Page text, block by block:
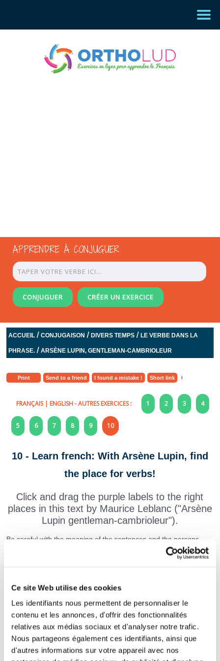
Ce site Web utilise des cookies
Les identifiants nous permettent de personnaliser le
contenu et les annonces, d'offrir des fonctionnalités
relatives aux médias sociaux et d'analyser notre trafic.
Nous partageons également ces identifiants, ainsi que
d'autres informations sur votre appareil avec nos
APPRENDRE À CONJUGUER
CONJUGUER CRÉER UN EXERCICE
ACCUEIL /CONJUGAISON /DIVERS TEMPS /LE VERBE DANS LA
PHRASE. /ARSÈNE LUPIN, GENTLEMAN-CAMBRIOLEUR
Print Send to a friend I found a mistake ! Short link
FRANÇAIS| ENGLISH- AUTRES EXERCICES : 1 2 3 4
5 6 7 8 9 10
10 - Learn french: With Arsène Lupin, find
the place for verbs!
Click and drag the purple labels to the right
places in this text by Maurice Leblanc ("Arsène
Lupin gentleman-cambrioleur").
Be careful with the meaning of the sentences and the persons
disposition des tableaux et des meubles,
indice des plus redoutables. Qui l’
des choses que nul n’avait vues ?
Le baron les yeux et la silhouette